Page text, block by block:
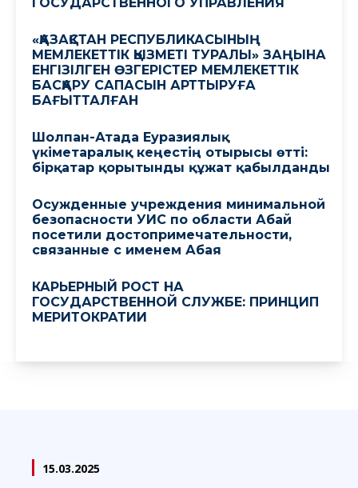
«ҚАЗАҚСТАН РЕСПУБЛИКАСЫНЫҢ
МЕМЛЕКЕТТІК ҚЫЗМЕТІ ТУРАЛЫ» ЗАҢЫНА
ЕНГІЗІЛГЕН ӨЗГЕРІСТЕР МЕМЛЕКЕТТІК
БАСҚАРУ САПАСЫН АРТТЫРУҒА
БАҒЫТТАЛҒАН
Шолпан-Атада Еуразиялық
үкіметаралық кеңестің отырысы өтті:
бірқатар қорытынды құжат қабылданды
Осужденные учреждения минимальной
безопасности УИС по области Абай
посетили достопримечательности,
связанные с именем Абая
КАРЬЕРНЫЙ РОСТ НА
ГОСУДАРСТВЕННОЙ СЛУЖБЕ: ПРИНЦИП
МЕРИТОКРАТИИ